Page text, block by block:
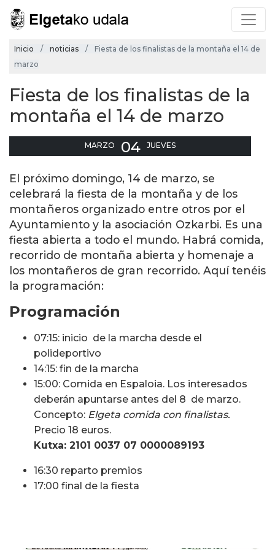
Inicio noticias
Fiesta de los finalistas de la montaña el 14 de
marzo
Fiesta de los finalistas de la
montaña el 14 de marzo
MARZO 04 JUEVES
El próximo domingo, 14 de marzo, se
celebrará la fiesta de la montaña y de los
montañeros organizado entre otros por el
Ayuntamiento y la asociación Ozkarbi. Es una
fiesta abierta a todo el mundo. Habrá comida,
recorrido de montaña abierta y homenaje a
los montañeros de gran recorrido. Aquí tenéis
la programación:
Programación
07:15: inicio de la marcha desde el
polideportivo
14:15: fin de la marcha
15:00: Comida en Espaloia. Los interesados
deberán apuntarse antes del 8 de marzo.
Concepto: Elgeta comida con finalistas.
Precio 18 euros.
Kutxa: 2101 0037 07 0000089193
16:30 reparto premios
17:00 final de la fiesta